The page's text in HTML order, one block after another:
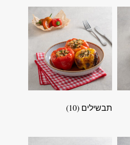
תבשילים (10)